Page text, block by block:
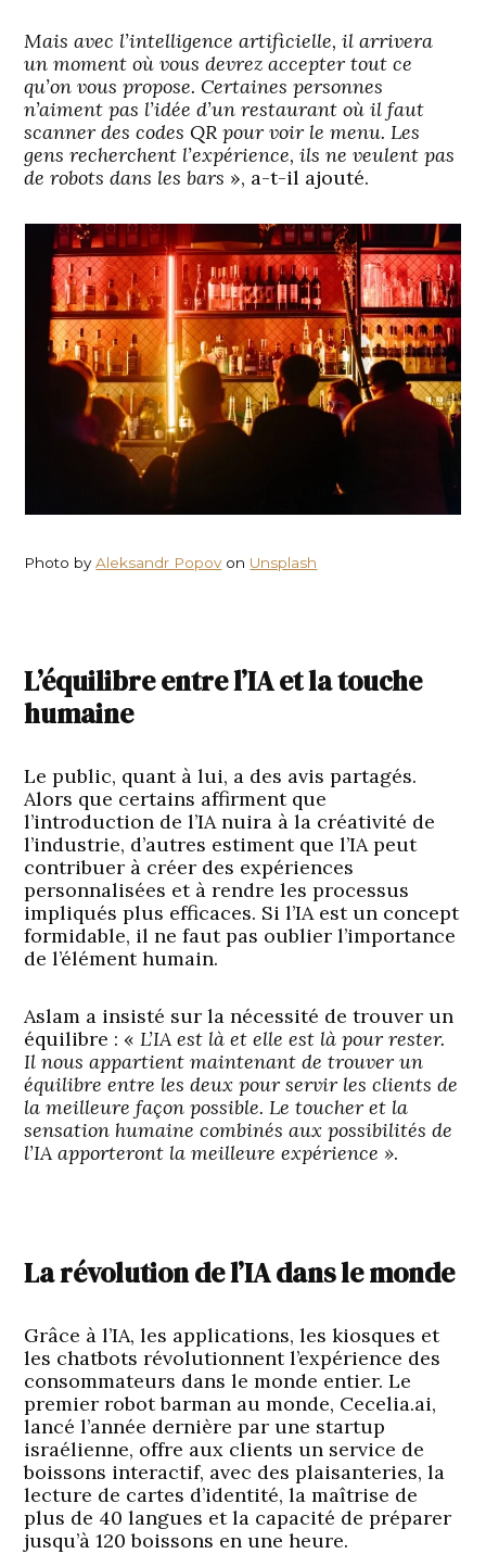
Mais avec l’intelligence artificielle, il arrivera
un moment où vous devrez accepter tout ce
qu’on vous propose. Certaines personnes
n’aiment pas l’idée d’un restaurant où il faut
scanner des codes QR pour voir le menu. Les
gens recherchent l’expérience, ils ne veulent pas
de robots dans les bars », a-t-il ajouté.
Photo byAleksandr Popov on Unsplash
L’équilibre entre l’IA et la touche
humaine
Le public, quant à lui, a des avis partagés.
Alors que certains affirment que
l’introduction de l’IA nuira à la créativité de
l’industrie, d’autres estiment que l’IA peut
contribuer à créer des expériences
personnalisées et à rendre les processus
impliqués plus efficaces. Si l’IA est un concept
formidable, il ne faut pas oublier l’importance
de l’élément humain.
Aslam a insisté sur la nécessité de trouver un
équilibre : « L’IA est là et elle est là pour rester.
Il nous appartient maintenant de trouver un
équilibre entre les deux pour servir les clients de
la meilleure façon possible. Le toucher et la
sensation humaine combinés aux possibilités de
l’IA apporteront la meilleure expérience ».
La révolution de l’IA dans le monde
Grâce à l’IA, les applications, les kiosques et
les chatbots révolutionnent l’expérience des
consommateurs dans le monde entier. Le
premier robot barman au monde, Cecelia.ai,
lancé l’année dernière par une startup
israélienne, offre aux clients un service de
boissons interactif, avec des plaisanteries, la
lecture de cartes d’identité, la maîtrise de
plus de 40 langues et la capacité de préparer
jusqu’à 120 boissons en une heure.